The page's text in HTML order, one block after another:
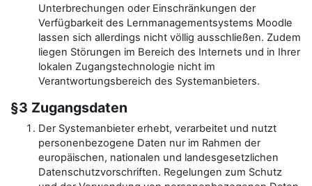
Unterbrechungen oder Einschränkungen der
Verfügbarkeit des Lernmanagementsystems Moodle
lassen sich allerdings nicht völlig ausschließen. Zudem
liegen Störungen im Bereich des Internets und in Ihrer
lokalen Zugangstechnologie nicht im
Verantwortungsbereich des Systemanbieters.
§3 Zugangsdaten
Der Systemanbieter erhebt, verarbeitet und nutzt
personenbezogene Daten nur im Rahmen der
europäischen, nationalen und landesgesetzlichen
Datenschutzvorschriften. Regelungen zum Schutz